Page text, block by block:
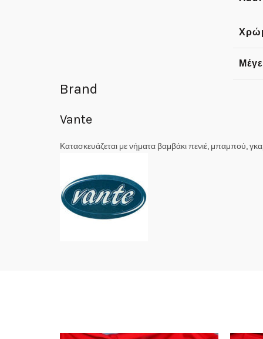
Brand
Vante
Κατασκευάζεται με νήματα βαμβάκι πενιέ, μπαμπού,